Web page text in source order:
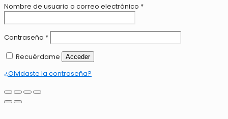
Nombre de usuario o correo electrónico *
Contraseña *
Recuérdame
Acceder
¿Olvidaste la contraseña?